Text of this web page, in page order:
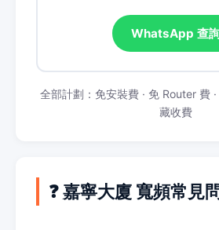
WhatsApp 查
全部計劃：免安裝費 · 免 Router 費
藏收費
❓ 嘉寧大廈 寬頻常見